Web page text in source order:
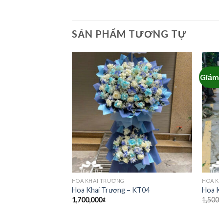
SẢN PHẨM TƯƠNG TỰ
HOA KHAI TRƯƠNG
Hoa Khai Trương – KT04
1,700,000₫
HOA
Hoa